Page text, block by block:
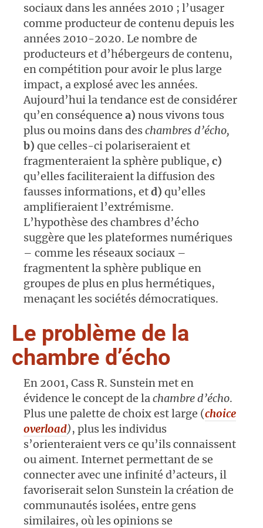
sociaux dans les années 2010 ; l’usager
comme producteur de contenu depuis les
années 2010-2020. Le nombre de
producteurs et d’hébergeurs de contenu,
en compétition pour avoir le plus large
impact, a explosé avec les années.
Aujourd’hui la tendance est de considérer
qu’en conséquence a) nous vivons tous
plus ou moins dans deschambres d’écho,
b) que celles-ci polariseraient et
fragmenteraient la sphère publique, c)
qu’elles faciliteraient la diffusion des
fausses informations, etd) qu’elles
amplifieraient l’extrémisme.
L’hypothèse des chambres d’écho
suggère que les plateformes numériques
– comme les réseaux sociaux –
fragmentent la sphère publique en
groupes de plus en plus hermétiques,
menaçant les sociétés démocratiques.
Le problème de la
chambre d’écho
En 2001, Cass R. Sunstein met en
évidence le concept de la chambre d’écho.
Plus une palette de choix est large (choice
overload), plus les individus
s’orienteraient vers ce qu’ils connaissent
ou aiment. Internet permettant de se
connecter avec une infinité d’acteurs, il
favoriserait selon Sunstein la création de
communautés isolées, entre gens
similaires, où les opinions se